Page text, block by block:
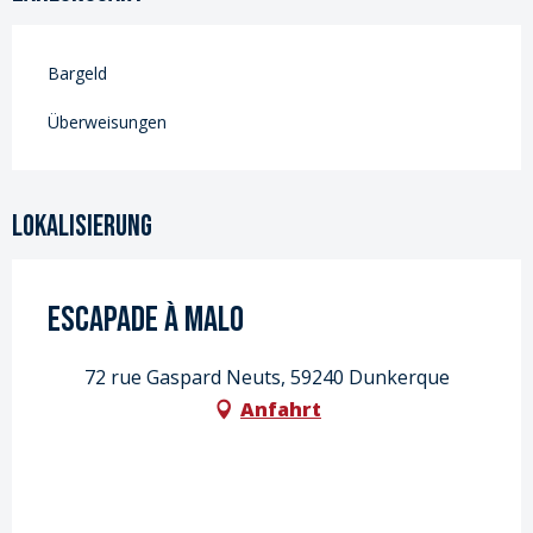
Bargeld
Überweisungen
Lokalisierung
Escapade à Malo
72 rue Gaspard Neuts, 59240 Dunkerque
Anfahrt